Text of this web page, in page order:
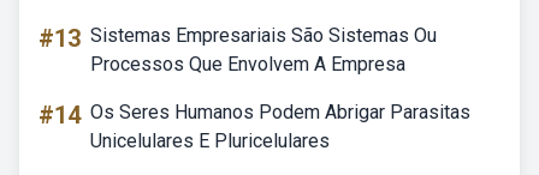
#13 Sistemas Empresariais São Sistemas Ou
Processos Que Envolvem A Empresa
#14 Os Seres Humanos Podem Abrigar Parasitas
Unicelulares E Pluricelulares